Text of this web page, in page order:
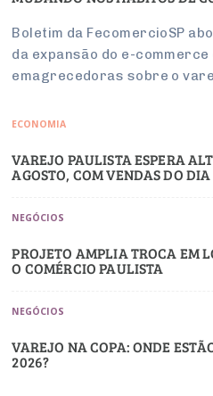
Boletim da FecomercioSP
da expansão do e-
emagrecedoras sobre o
ECONOMIA
VAREJO PAULISTA ESPERA
AGOSTO, COM VENDAS DO DIA
NEGÓCIOS
PROJETO AMPLIA TROCA EM
O COMÉRCIO PAULISTA
NEGÓCIOS
VAREJO NA COPA: ONDE
2026?